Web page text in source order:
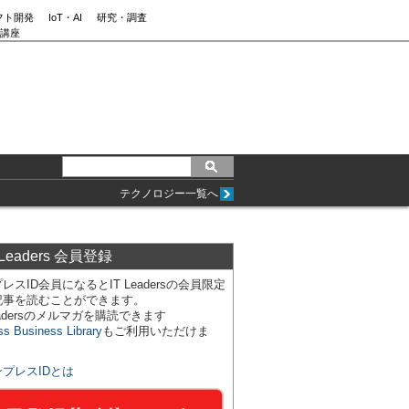
ト開発 IoT・AI
研究・調査
座
テクノロジー一覧へ
会員登録
スID会員になるとIT Leadersの会員限定
を読むことができます。
のメルマガを購読できます
Business Libraryもご利用いただけま
プレスIDとは